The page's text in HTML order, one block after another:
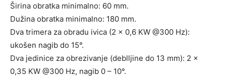
Širina obratka minimalno: 60 mm.
Dužina obratka minimalno: 180 mm.
Dva trimera za obradu ivica (2 x 0,6 KW @300 Hz):
ukošen nagib do 15°.
Dva jedinice za obrezivanje (deblljine do 13 mm): 2 x
0,35 KW @300 Hz, nagib 0 – 10°.